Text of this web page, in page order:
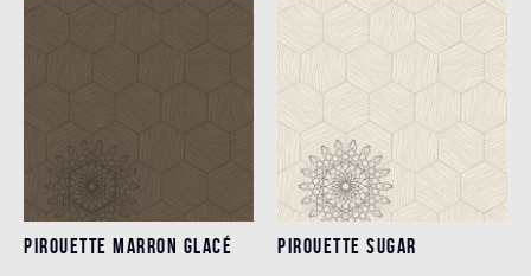
PIROUETTE MARRON GLACÉ PIROUETTE SUGAR